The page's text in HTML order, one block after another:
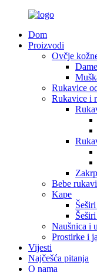
Dom
Proizvodi
Ovčje
Dame
Rukavice
Rukavice i
Bebe
Kape
Naušnica i
Prostirke i
Vijesti
Najčešća pitanja
O nama